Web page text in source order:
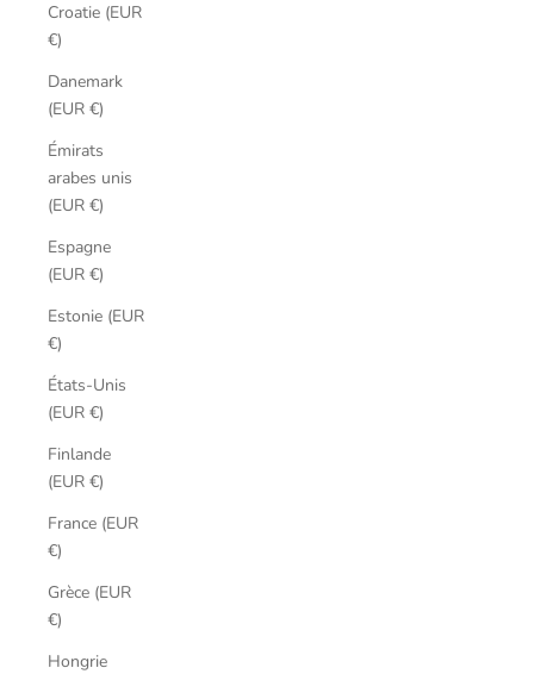
Croatie (EUR
€)
Danemark
(EUR €)
Émirats
arabes unis
(EUR €)
Espagne
(EUR €)
Estonie (EUR
€)
États-Unis
(EUR €)
Finlande
(EUR €)
France (EUR
€)
Grèce (EUR
€)
Hongrie